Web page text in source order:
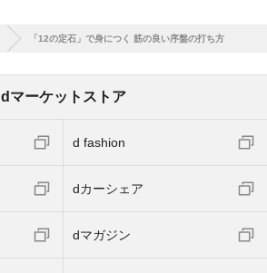
「12の定石」で身につく 筋の良い序盤の打ち方
dマーケットストア
d fashion
dカーシェア
dマガジン